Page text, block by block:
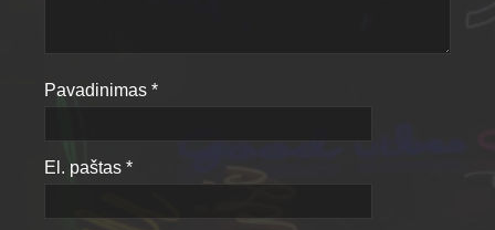
Pavadinimas *
El. paštas *